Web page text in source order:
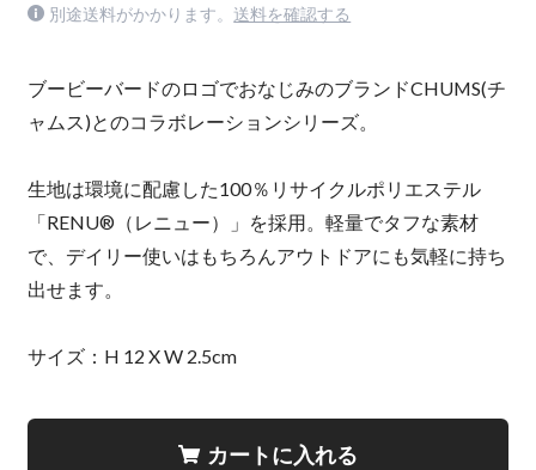
別途送料がかかります。 送料を確認する
ブービーバードのロゴでおなじみのブランドCHUMS(チ
ャムス)とのコラボレーションシリーズ。
生地は環境に配慮した100％リサイクルポリエステル
「RENU®（レニュー）」を採用。軽量でタフな素材
で、デイリー使いはもちろんアウトドアにも気軽に持ち
出せます。
サイズ：H 12 X W 2.5cm
カートに入れる